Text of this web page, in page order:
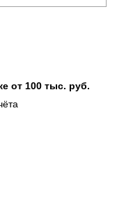
от 100 тыс. руб.